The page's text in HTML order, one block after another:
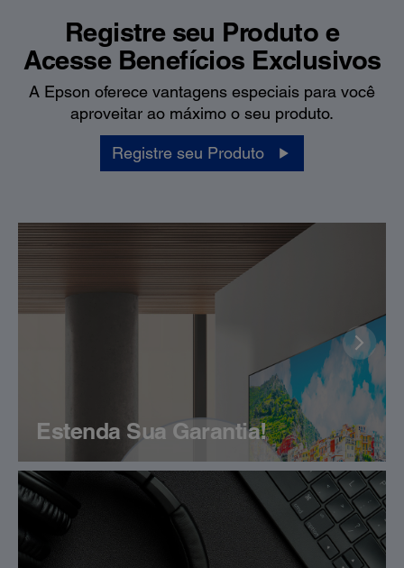
Registre seu Produto e
Acesse Benefícios Exclusivos
A Epson oferece vantagens especiais para você
aproveitar ao máximo o seu produto.
Registre seu Produto
Estenda Sua Garantia!